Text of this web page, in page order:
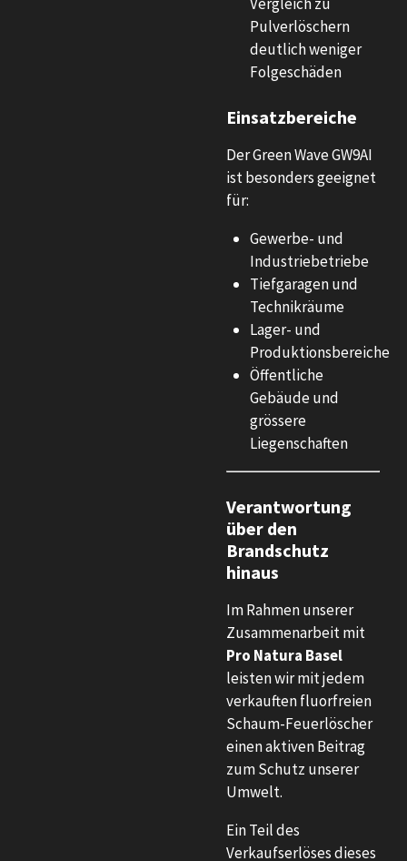
Pulverlöschern
deutlich weniger
Folgeschäden
Einsatzbereiche
Der Green Wave GW9AI
ist besonders geeignet
für:
Gewerbe- und
Industriebetriebe
Tiefgaragen und
Technikräume
Lager- und
Produktionsbereiche
Öffentliche
Gebäude und
grössere
Liegenschaften
Verantwortung
über den
Brandschutz
hinaus
Im Rahmen unserer
Zusammenarbeit mit
Pro Natura Basel
leisten wir mit jedem
verkauften fluorfreien
Schaum-Feuerlöscher
einen aktiven Beitrag
zum Schutz unserer
Umwelt.
Ein Teil des
Verkaufserlöses dieses